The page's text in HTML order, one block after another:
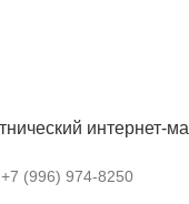
+7 (996) 974-8250